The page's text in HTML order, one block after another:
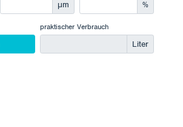
μm %
praktischer Verbrauch
Liter